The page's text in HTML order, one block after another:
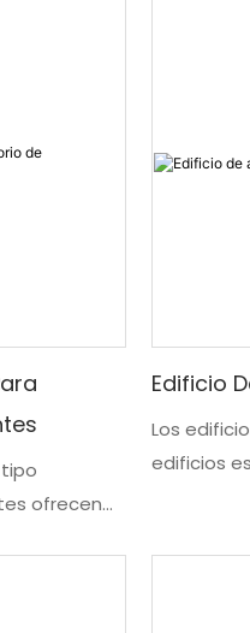
ofrecen
Edificio
Los
edificios